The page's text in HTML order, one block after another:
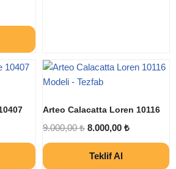
Arteo Calacatta Loren 10116
9.000,00₺ 8.000,00 ₺
Teklif Al